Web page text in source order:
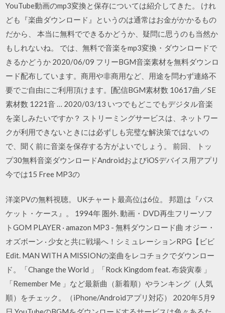
YouTube動画のmp3変換と保存については紹介してきた。 けれ
ども『楽曲ダウンロード』というのは通常はお金がかかるもの
だから、 本当に無料でできるかどうか、疑問に思うのも当然か
もしれないね。 では、無料で音楽をmp3変換・ダウンロードで
きるかどうか 2020/06/09 フリーBGM音楽素材を無料ダウンロ
ード配布しています。商用や非商用など、用途を問わず連絡不
要でご自由にご利用頂けます。[配信BGM素材数 10617曲／SE
素材数 1221音 … 2020/03/13 いつでもどこでもデジタル音楽
を楽しみたいですか？ ストリーミングサービスは、ネットワー
クが利用できないときには必ずしも完璧な解決策ではないの
で、聞く前に音楽を保存する方がよいでしょう。 前回、 トッ
プ30無料音楽ダウンロードAndroidおよびiOSデバイス用アプリ
今では15 Free MP3の
洋楽PVの無料視聴。 UKチャート最高位は6位。 邦題は『バス
ケット・ケース』。 1994年 圏外. 動画・DVD再生フリーソフ
トGOM PLAYER · amazon MP3 - 無料ダウンロード曲 オジー・
オズボーン · 少女と共に戦場へ！シミュレーションRPG【ビビ
Edit. MAN WITH A MISSIONの楽曲をレコチョクでダウンロー
ド。「Change the World 」「Rock Kingdom feat. 布袋寅泰 」
「Remember Me 」など最新曲（新着順）やランキング（人気
順）をチェック。（iPhone/Androidアプリ対応） 2020年5月9